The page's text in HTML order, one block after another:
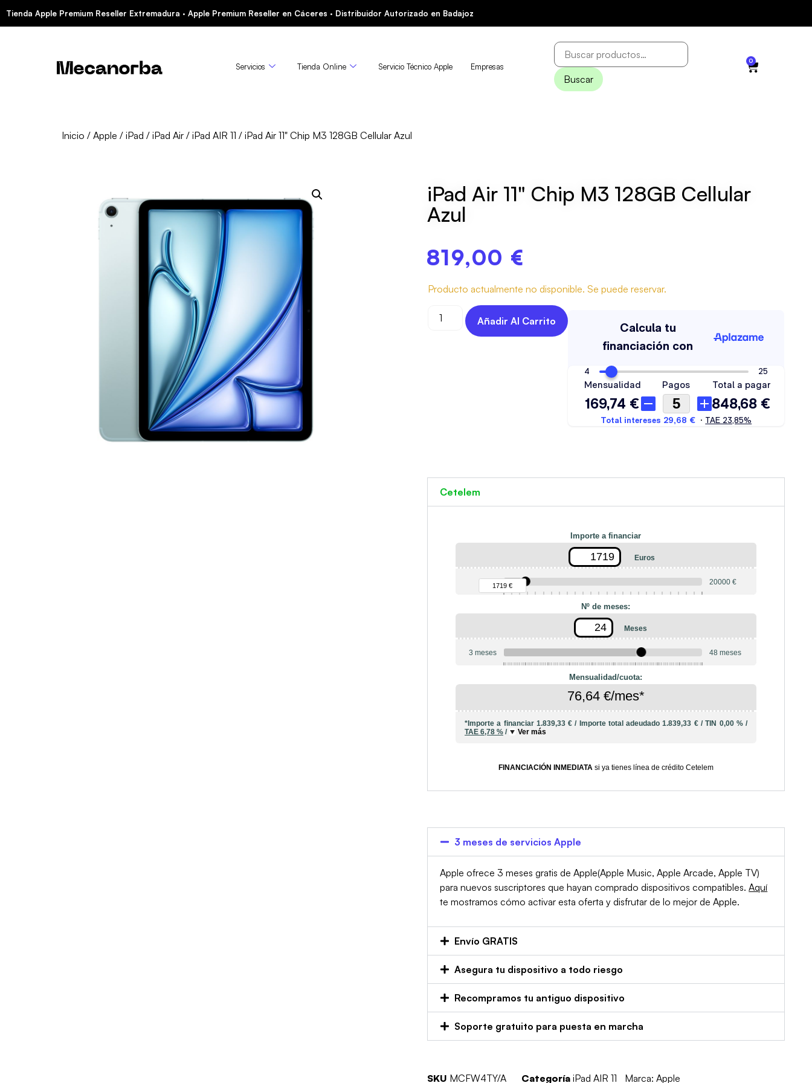
Tienda Apple Premium Reseller Extremadura · Apple Premium Reseller en Cáceres · Distribuidor Autorizado en Badajoz
Servicios Tienda Online Servicio Técnico Apple Empresas
Buscar
0
Inicio / Apple / iPad / iPad Air/ iPad AIR 11 / iPad Air 11" Chip M3 128GB Cellular Azul
iPad Air 11" Chip M3 128GB Cellular
Azul
819,00 €
Producto actualmente no disponible. Se puede reservar.
Añadir Al Carrito
Cetelem
Importe a financiar
Euros
90 €1719 € 20000 €
Nº de meses:
Meses
3 meses 48 meses
Mensualidad/cuota:
76,64 €/mes*
*Importe a financiar 1.839,33 € / Importe total adeudado1.839,33 €/TIN 0,00 %/
TAE 6,78 %/ Ver más
FINANCIACIÓN INMEDIATAsi ya tienes línea de crédito Cetelem
3 meses de servicios Apple
Apple ofrece 3 meses gratis de Apple(Apple Music, Apple Arcade, Apple TV)
para nuevos suscriptores que hayan comprado dispositivos compatibles.Aquí
te mostramos cómo activar esta oferta y disfrutar de lo mejor de Apple.
Envío GRATIS
Asegura tu dispositivo a todo riesgo
Recompramos tu antiguo dispositivo
Soporte gratuito para puesta en marcha
SKU MCFW4TY/A Categoría iPad AIR 11 Marca: Apple